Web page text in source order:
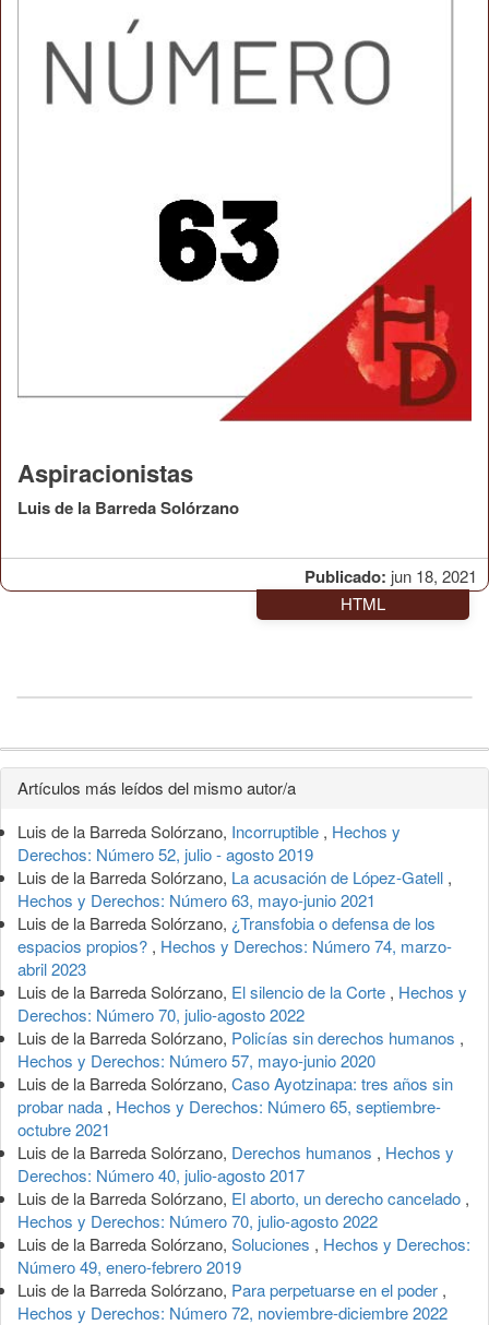
Publicado: jun 18, 2021
Aspiracionistas
Luis de la Barreda Solórzano
HTML
Detalles
del
artículo
Artículos más leídos del mismo autor/a
Luis de la Barreda Solórzano, Incorruptible , Hechos y
Derechos: Número 52, julio - agosto 2019
Luis de la Barreda Solórzano, La acusación de López-Gatell ,
Hechos y Derechos: Número 63, mayo-junio 2021
Luis de la Barreda Solórzano, ¿Transfobia o defensa de los
espacios propios? , Hechos y Derechos: Número 74, marzo-
abril 2023
Luis de la Barreda Solórzano, El silencio de la Corte , Hechos y
Derechos: Número 70, julio-agosto 2022
Luis de la Barreda Solórzano, Policías sin derechos humanos ,
Hechos y Derechos: Número 57, mayo-junio 2020
Luis de la Barreda Solórzano, Caso Ayotzinapa: tres años sin
probar nada , Hechos y Derechos: Número 65, septiembre-
octubre 2021
Luis de la Barreda Solórzano, Derechos humanos , Hechos y
Derechos: Número 40, julio-agosto 2017
Luis de la Barreda Solórzano, El aborto, un derecho cancelado ,
Hechos y Derechos: Número 70, julio-agosto 2022
Luis de la Barreda Solórzano, Soluciones , Hechos y Derechos:
Número 49, enero-febrero 2019
Luis de la Barreda Solórzano, Para perpetuarse en el poder ,
Hechos y Derechos: Número 72, noviembre-diciembre 2022